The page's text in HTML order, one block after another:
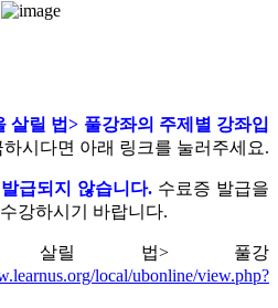
살릴 법> 풀강좌의 주제별 강좌입
시다면 아래 링크를 눌러주세요.
급되지 않습니다. 수료증 발급을
강하시기 바랍니다.
살릴 법> 풀강
local/ubonline/view.php?